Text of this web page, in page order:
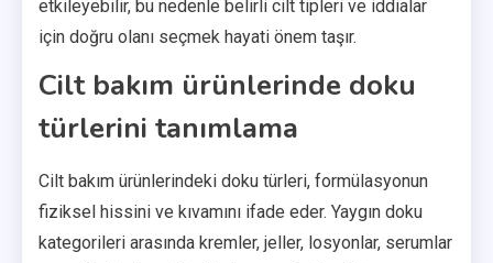
etkileyebilir, bu nedenle belirli cilt tipleri ve iddialar
için doğru olanı seçmek hayati önem taşır.
Cilt bakım ürünlerinde doku
türlerini tanımlama
Cilt bakım ürünlerindeki doku türleri, formülasyonun
fiziksel hissini ve kıvamını ifade eder. Yaygın doku
kategorileri arasında kremler, jeller, losyonlar, serumlar